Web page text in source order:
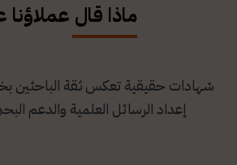
ماذا قال عملاؤنا
شهادات حقيقية تعكس ثقة الباحثين
إعداد الرسائل العلمية والدعم